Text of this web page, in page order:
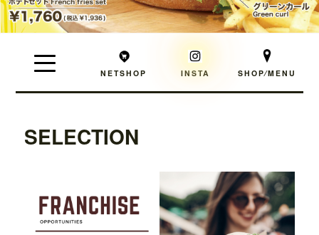
NETSHOP INSTA SHOP⁄MENU
SELECTION